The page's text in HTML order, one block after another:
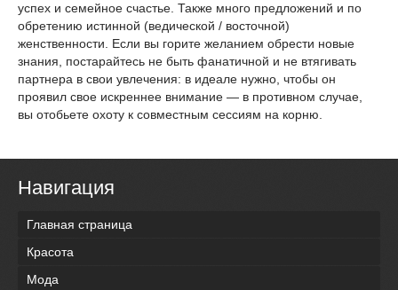
успех и семейное счастье. Также много предложений и по
обретению истинной (ведической / восточной)
женственности. Если вы горите желанием обрести новые
знания, постарайтесь не быть фанатичной и не втягивать
партнера в свои увлечения: в идеале нужно, чтобы он
проявил свое искреннее внимание — в противном случае,
вы отобьете охоту к совместным сессиям на корню.
Навигация
Главная страница
Красота
Мода